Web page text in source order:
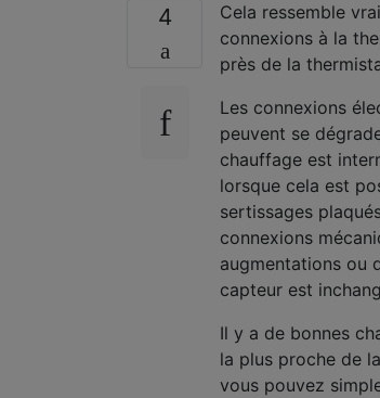
4
Cela ressemble
connexions à la
près de la
Les connexions
peuvent se
chauffage est
lorsque cela est
sertissages
connexions
augmentations ou
capteur est
Il y a de bonnes
la plus proche de
vous pouvez